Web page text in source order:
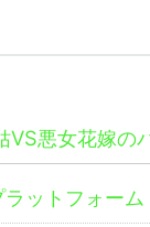
VS悪女花嫁の
ットフォーム